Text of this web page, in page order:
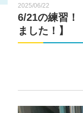
2025/06/22
6/21の練習！
ました！】